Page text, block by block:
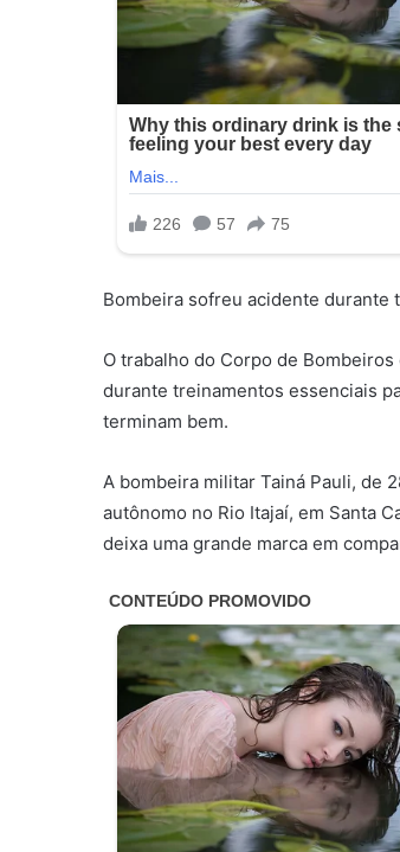
Bombeira sofreu acidente durante
O trabalho do Corpo de
durante treinamentos essenciais
terminam bem.
A bombeira militar Tainá Pauli, de
autônomo no Rio Itajaí, em Santa
deixa uma grande marca em